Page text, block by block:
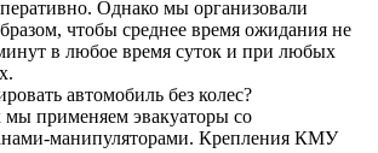
Однако мы организовали
чтобы среднее время ожидания не
в любое время суток и при любых
автомобиль без колес?
мы применяем эвакуаторы со
манипуляторами. Крепления КМУ